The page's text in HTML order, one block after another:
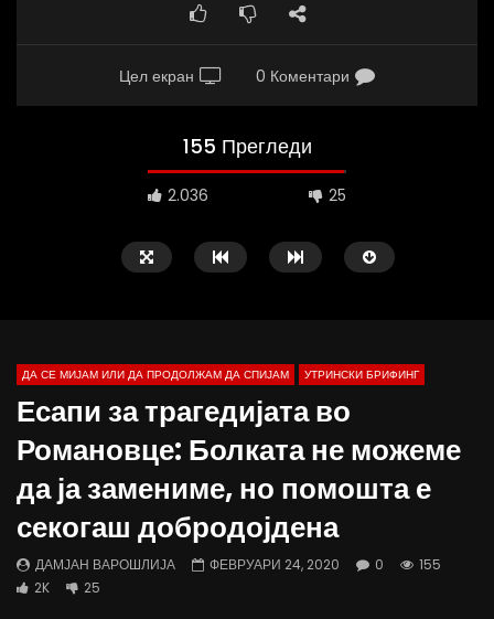
Цел екран 0 Коментари
155 Прегледи
2.036 25
Д-р Беговиќ: Обуката на лекарите
трае предолго за да дозволиме лесно
да го губиме стручниот кадар
ДАМЈАН ВАРОШЛИЈА
ЈУНИ 30, 2022
0
2.6K
флексибилна држава
ЈУНИ 30, 2022
ДА СЕ МИЈАМ ИЛИ ДА ПРОДОЛЖАМ ДА СПИЈАМ УТРИНСКИ БРИФИНГ
Есапи за трагедијата во
Романовце: Болката не можеме
да ја замениме, но помошта е
секогаш добродојдена
ДАМЈАН ВАРОШЛИЈА ФЕВРУАРИ 24, 2020 0
155
2K
25